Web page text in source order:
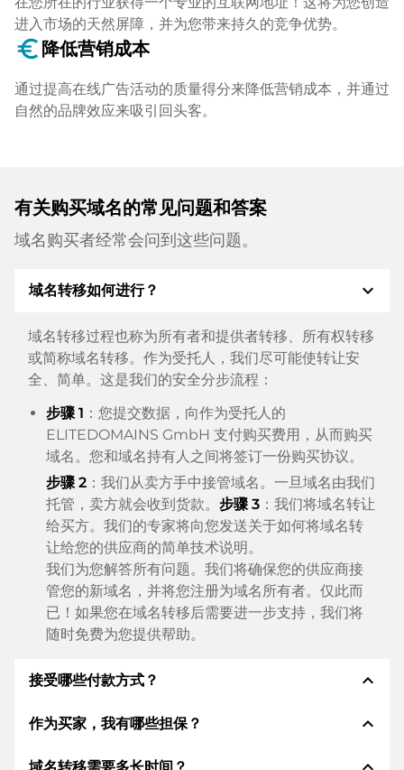
进入市场的天然屏障，并为您带来持久的竞争优势。
euro_symbol 降低营销成本
通过提高在线广告活动的质量得分来降低营销成本，并通过
自然的品牌效应来吸引回头客。
有关购买域名的常见问题和答案
域名购买者经常会问到这些问题。
域名转移如何进行？ expand_more
域名转移过程也称为所有者和提供者转移、所有权转移
或简称域名转移。作为受托人，我们尽可能使转让安
全、简单。这是我们的安全分步流程：
步骤 1 ：您提交数据，向作为受托人的
ELITEDOMAINS GmbH 支付购买费用，从而购买
域名。您和域名持有人之间将签订一份购买协议。
步骤 2 ：我们从卖方手中接管域名。一旦域名由我们
托管，卖方就会收到货款。 步骤 3 ：我们将域名转让
给买方。我们的专家将向您发送关于如何将域名转
让给您的供应商的简单技术说明。
我们为您解答所有问题。我们将确保您的供应商接
管您的新域名，并将您注册为域名所有者。仅此而
已！如果您在域名转移后需要进一步支持，我们将
随时免费为您提供帮助。
接受哪些付款方式？ expand_less
我们使用 SEPA 作为预付费，并使用 STRIPE 作为支
作为买家，我有哪些担保？ expand_less